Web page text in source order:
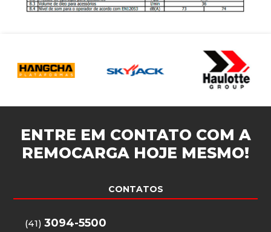
ENTRE EM CONTATO COM A
REMOCARGA HOJE MESMO!
CONTATOS
(41)3094-5500